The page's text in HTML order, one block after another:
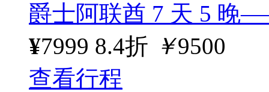
爵士阿联酋 7 天 5 晚
¥7999 8.4折 ￥9500
查看行程